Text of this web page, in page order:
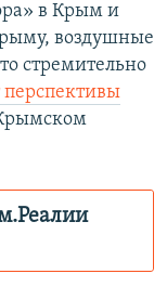
в Крым и
воздушные
стремительно
перспективы